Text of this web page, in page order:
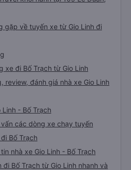
gặp về tuyến xe từ Gio Linh đi
xe đi Bố Trạch từ Gio Linh
review, đánh giá nhà xe Gio Linh
Linh - Bố Trạch
các dòng xe chạy tuyến
Bố Trạch
nhà xe Gio Linh - Bố Trạch
Bố Trạch từ Gio Linh nhanh và